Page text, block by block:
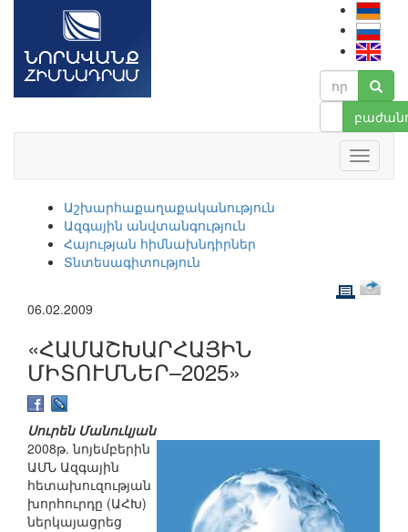
Աշխարհաքաղաքականություն
Ազգային անվտանգություն
Հայության հիմնախնդիրներ
Տնտեսագիտություն
06.02.2009
«ՀԱՄԱՇԽԱՐՀԱՅԻՆ
ՄԻՏՈՒՄՆԵՐ–2025»
Սուրեն Մանուկյան
2008թ. նոյեմբերին
ԱՄՆ Ազգային
հետախուզության
խորհուրդը (ԱՀԽ)
ներկայացրեց